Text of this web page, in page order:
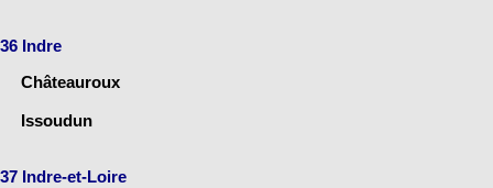
36 Indre
Châteauroux
Issoudun
37 Indre-et-Loire